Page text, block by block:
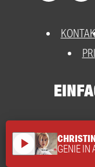
play_arrow GENIE IN